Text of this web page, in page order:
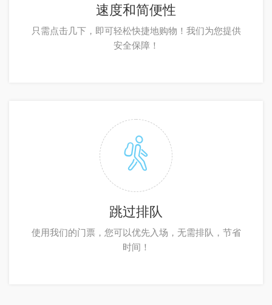
速度和简便性
只需点击几下，即可轻松快捷地购物！我们为您提供
安全保障！
跳过排队
使用我们的门票，您可以优先入场，无需排队，节省
时间！